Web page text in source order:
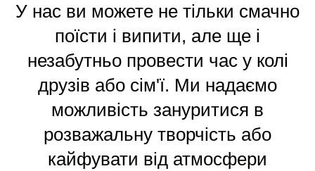
У нас ви можете не тільки смачно
поїсти і випити, але ще і
незабутньо провести час у колі
друзів або сім'ї. Ми надаємо
можливість зануритися в
розважальну творчість або
кайфувати від атмосфери